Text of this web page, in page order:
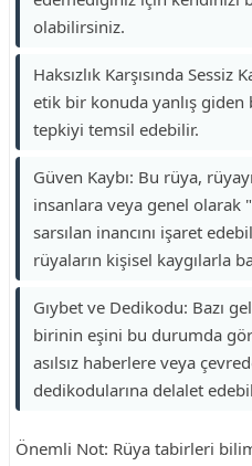
olabilirsiniz.
Haksızlık Karşısında
etik bir konuda yanlış
tepkiyi temsil edebilir.
Güven Kaybı: Bu rüya,
insanlara veya genel olarak
sarsılan inancını işaret
rüyaların kişisel kaygılarla
Gıybet ve Dedikodu: Bazı
birinin eşini bu durumda
asılsız haberlere veya
dedikodularına delalet
Önemli Not: Rüya tabirleri